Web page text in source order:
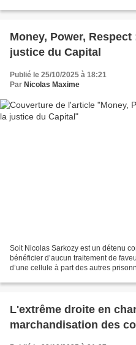
Money, Power,
justice du Capital
Publié le 25/10/2025 à 18:21
Par Nicolas Maxime
Soit Nicolas Sarkozy est un détenu
bénéficier d’aucun traitement de
d’une cellule à part des autres
L'extrême droite en
marchandisation des